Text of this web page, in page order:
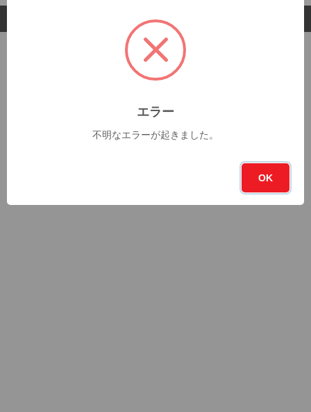
© 2017 Clear Inc.
エラー
不明なエラーが起きました。
OK